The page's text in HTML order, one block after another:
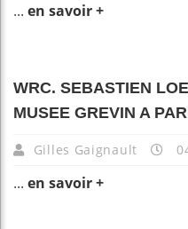
... en savoir +
WRC. SEBASTIEN
MUSEE GREVIN A
Gilles Gaignault
... en savoir +